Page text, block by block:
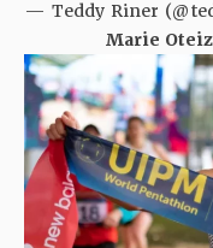
— Teddy Riner
Marie